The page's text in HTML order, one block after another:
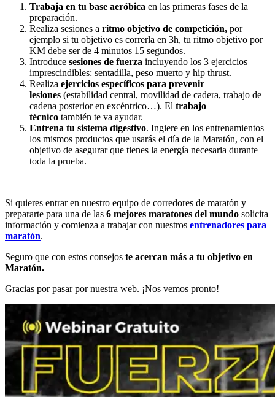
Trabaja en tu base aeróbica en las primeras fases de la
preparación.
Realiza sesiones a ritmo objetivo de competición, por
ejemplo si tu objetivo es correrla en 3h, tu ritmo objetivo por
KM debe ser de 4 minutos 15 segundos.
Introduce sesiones de fuerza incluyendo los 3 ejercicios
imprescindibles: sentadilla, peso muerto y hip thrust.
Realiza ejercicios específicos para prevenir
lesiones (estabilidad central, movilidad de cadera, trabajo de
cadena posterior en excéntrico…). El trabajo
técnico también te va ayudar.
Entrena tu sistema digestivo. Ingiere en los entrenamientos
los mismos productos que usarás el día de la Maratón, con el
objetivo de asegurar que tienes la energía necesaria durante
toda la prueba.
Si quieres entrar en nuestro equipo de corredores de maratón y
prepararte para una de las 6 mejores maratones del mundo solicita
información y comienza a trabajar con nuestros entrenadores para
maratón.
Seguro que con estos consejos te acercan más a tu objetivo en
Maratón.
Gracias por pasar por nuestra web. ¡Nos vemos pronto!